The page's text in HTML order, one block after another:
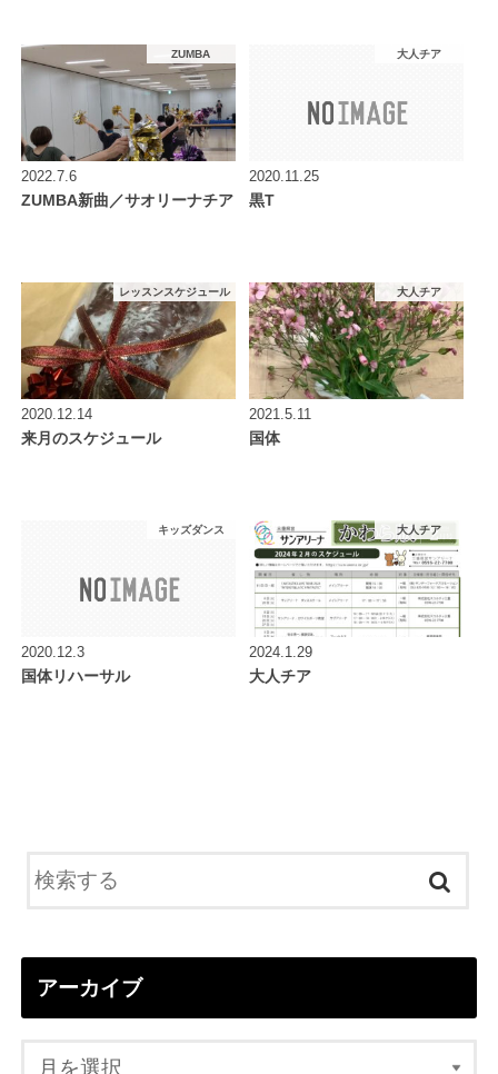
ZUMBA
2022.7.6
ZUMBA新曲／サオリーナチア
大人チア
2020.11.25
黒T
レッスンスケジュール
2020.12.14
来月のスケジュール
大人チア
2021.5.11
国体
キッズダンス
2020.12.3
国体リハーサル
大人チア
2024.1.29
大人チア
アーカイブ